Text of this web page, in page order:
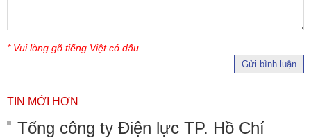
* Vui lòng gõ tiếng Việt có dấu
Gửi bình luận
TIN MỚI HƠN
Tổng công ty Điện lực TP. Hồ Chí